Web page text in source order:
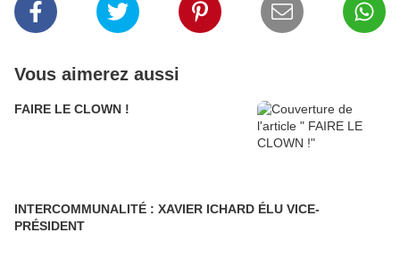
Vous aimerez aussi
FAIRE LE CLOWN !
INTERCOMMUNALITÉ : XAVIER ICHARD ÉLU VICE-
PRÉSIDENT